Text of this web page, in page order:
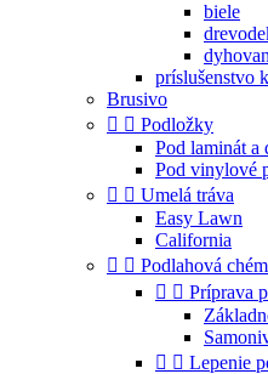
biele
príslušenstvo
Brusivo
  Podložky
Pod laminát a
Pod vinylové
  Umelá tráva
Easy Lawn
California
  Podlahová
  Príprava
  Lepenie